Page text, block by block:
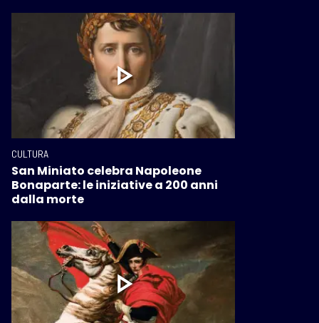
CULTURA
San Miniato celebra Napoleone
Bonaparte: le iniziative a 200 anni
dalla morte